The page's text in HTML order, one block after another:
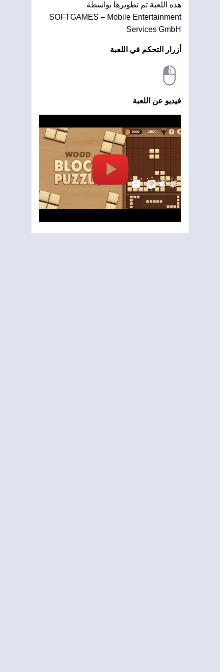
هذه اللعبة تم تطويرها بواسطة
SOFTGAMES – Mobile Entertainment
Services GmbH
أزرار التحكم في اللعبة
فيديو عن اللعبة